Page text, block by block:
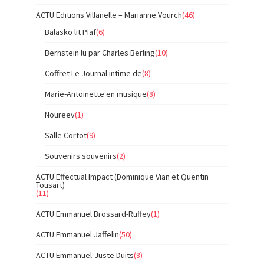
ACTU Editions Villanelle – Marianne Vourch(46)
Balasko lit Piaf(6)
Bernstein lu par Charles Berling(10)
Coffret Le Journal intime de(8)
Marie-Antoinette en musique(8)
Noureev(1)
Salle Cortot(9)
Souvenirs souvenirs(2)
ACTU Effectual Impact (Dominique Vian et Quentin
Tousart)
(11)
ACTU Emmanuel Brossard-Ruffey(1)
ACTU Emmanuel Jaffelin(50)
ACTU Emmanuel-Juste Duits(8)